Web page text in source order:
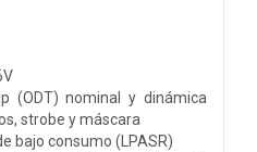
(ODT) nominal y dinámica
strobe y máscara
bajo consumo (LPASR)